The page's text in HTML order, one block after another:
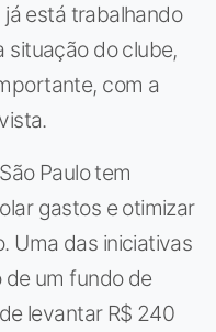
está trabalhando
situação do clube,
com a
Paulo tem
gastos e otimizar
Uma das iniciativas
um fundo de
levantar R$ 240